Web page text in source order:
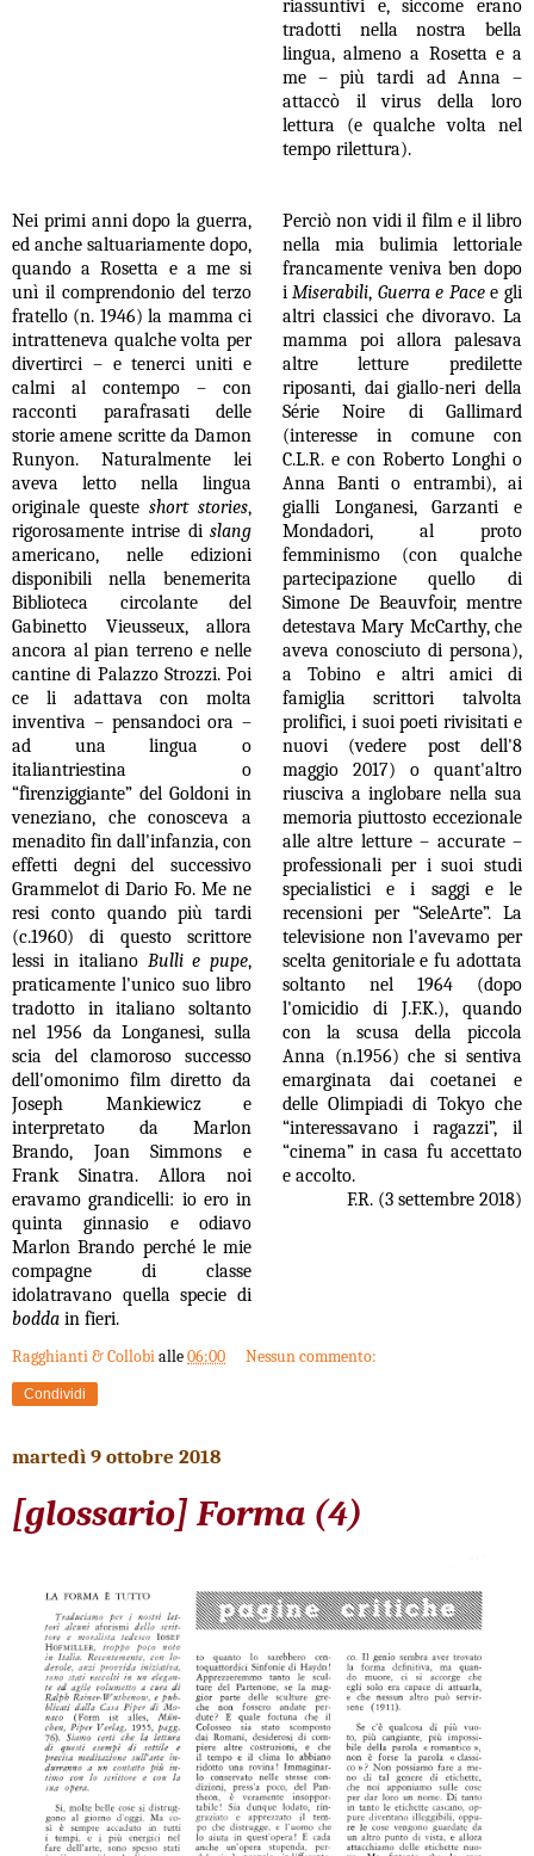
riassuntivi e, siccome erano
tradotti nella nostra bella
lingua, almeno a Rosetta e a
me – più tardi ad Anna –
attaccò il virus della loro
lettura (e qualche volta nel
tempo rilettura).
Nei primi anni dopo la guerra,
ed anche saltuariamente dopo,
quando a Rosetta e a me si
unì il comprendonio del terzo
fratello (n. 1946) la mamma ci
intratteneva qualche volta per
divertirci – e tenerci uniti e
calmi al contempo – con
racconti parafrasati delle
storie amene scritte da Damon
Runyon. Naturalmente lei
aveva letto nella lingua
originale questeshort stories,
rigorosamente intrise dislang
americano, nelle edizioni
disponibili nella benemerita
Biblioteca circolante del
Gabinetto Vieusseux, allora
ancora al pian terreno e nelle
cantine di Palazzo Strozzi. Poi
ce li adattava con molta
inventiva – pensandoci ora –
ad una lingua o
italiantriestina o
“firenziggiante” del Goldoni in
veneziano, che conosceva a
menadito fin dall'infanzia, con
effetti degni del successivo
Grammelot di Dario Fo. Me ne
resi conto quando più tardi
(c.1960) di questo scrittore
lessi in italiano Bulli e pupe,
praticamente l'unico suo libro
tradotto in italiano soltanto
nel 1956 da Longanesi, sulla
scia del clamoroso successo
dell'omonimo film diretto da
Joseph Mankiewicz e
interpretato da Marlon
Brando, Joan Simmons e
Frank Sinatra. Allora noi
eravamo grandicelli: io ero in
quinta ginnasio e odiavo
Marlon Brando perché le mie
compagne di classe
idolatravano quella specie di
bodda in fieri.
Perciò non vidi il film e il libro
nella mia bulimia lettoriale
francamente veniva ben dopo
iMiserabili, Guerra e Pacee gli
altri classici che divoravo. La
mamma poi allora palesava
altre letture predilette
riposanti, dai giallo-neri della
Série Noire di Gallimard
(interesse in comune con
C.L.R. e con Roberto Longhi o
Anna Banti o entrambi), ai
gialli Longanesi, Garzanti e
Mondadori, al proto
femminismo (con qualche
partecipazione quello di
Simone De Beauvfoir, mentre
detestava Mary McCarthy, che
aveva conosciuto di persona),
a Tobino e altri amici di
famiglia scrittori talvolta
prolifici, i suoi poeti rivisitati e
nuovi (vedere post dell'8
maggio 2017) o quant'altro
riusciva a inglobare nella sua
memoria piuttosto eccezionale
alle altre letture – accurate –
professionali per i suoi studi
specialistici e i saggi e le
recensioni per “SeleArte”. La
televisione non l'avevamo per
scelta genitoriale e fu adottata
soltanto nel 1964 (dopo
l'omicidio di J.F.K.), quando
con la scusa della piccola
Anna (n.1956) che si sentiva
emarginata dai coetanei e
delle Olimpiadi di Tokyo che
“interessavano i ragazzi”, il
“cinema” in casa fu accettato
e accolto.
F.R. (3 settembre 2018)
Ragghianti & Collobialle06:00 Nessun commento:
Condividi
martedì 9 ottobre 2018
[glossario] Forma (4)